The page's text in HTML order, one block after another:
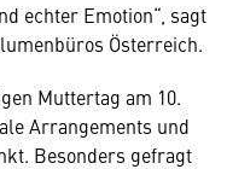
echter Emotion“, sagt
Österreich.
Muttertag am 10.
Arrangements und
Besonders gefragt